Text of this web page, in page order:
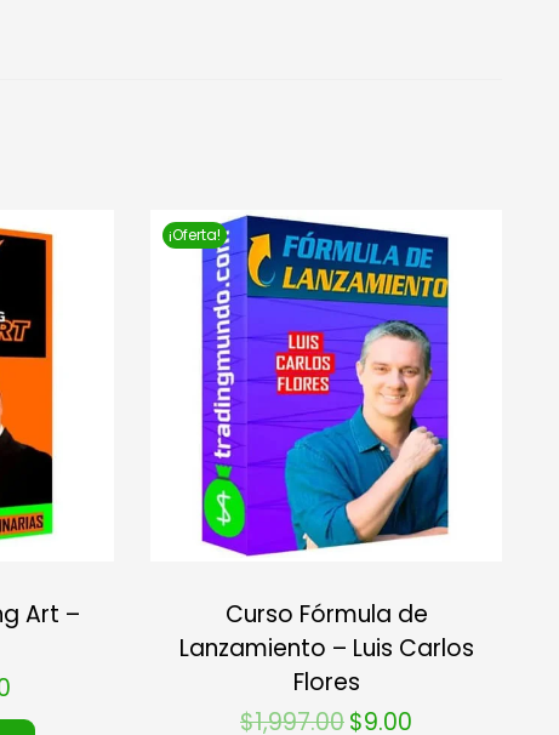
Art –
¡Oferta!
Curso Fórmula de
Lanzamiento – Luis Carlos
Flores
$1,997.00$9.00